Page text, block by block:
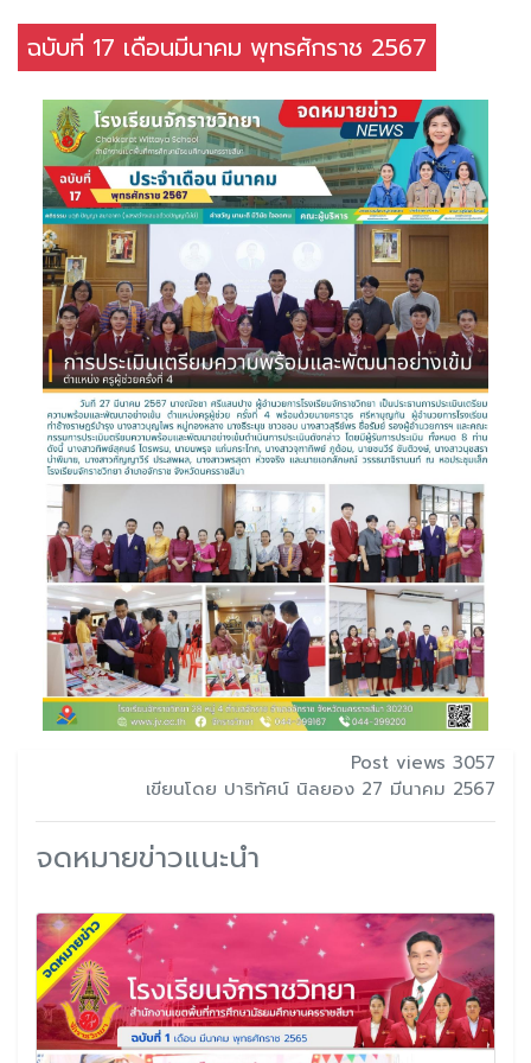
ฉบับที่ 17 เดือนมีนาคม พุทธศักราช 2567
Post views 3057
เขียนโดย ปาริทัศน์ นิลยอง 27 มีนาคม 2567
จดหมายข่าวแนะนำ